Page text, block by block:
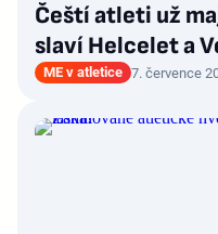
Čeští atleti už
slaví Helcelet a
ME v atletice 7. července